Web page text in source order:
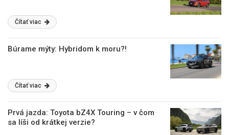
Čítať viac
Búrame mýty: Hybridom k moru?!
Čítať viac
Prvá jazda: Toyota bZ4X Touring – v čom
sa líši od krátkej verzie?